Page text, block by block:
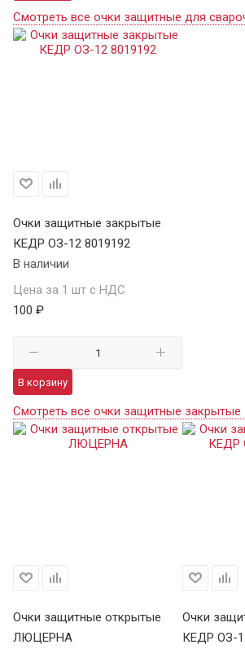
Смотреть все очки защитные для
Очки защитные закрытые
КЕДР ОЗ-12 8019192
В наличии
Цена за 1 шт с НДС
100 ₽
В корзину
Смотреть все очки защитные закрытые
Очки защитные открытые
ЛЮЦЕРНА
Очки
КЕДР ОЗ-